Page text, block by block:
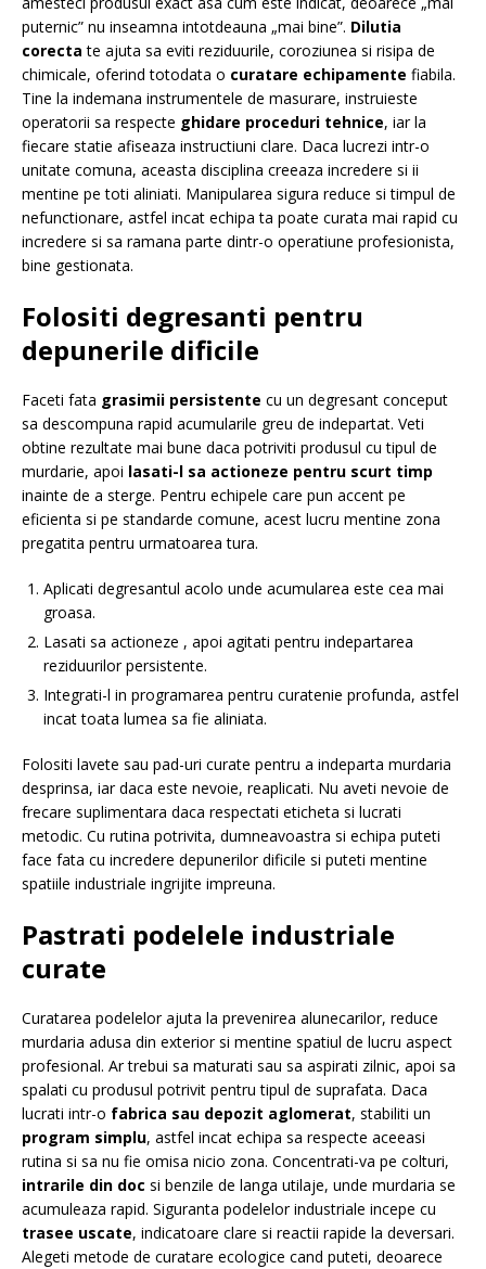
puternic” nu inseamna intotdeauna „mai bine”. Dilutia
corecta te ajuta sa eviti reziduurile, coroziunea si risipa de
chimicale, oferind totodata o curatare echipamente fiabila.
Tine la indemana instrumentele de masurare, instruieste
operatorii sa respecte ghidare proceduri tehnice, iar la
fiecare statie afiseaza instructiuni clare. Daca lucrezi intr-o
unitate comuna, aceasta disciplina creeaza incredere si ii
mentine pe toti aliniati. Manipularea sigura reduce si timpul de
nefunctionare, astfel incat echipa ta poate curata mai rapid cu
incredere si sa ramana parte dintr-o operatiune profesionista,
bine gestionata.
Folositi degresanti pentru
depunerile dificile
Faceti fata grasimii persistente cu un degresant conceput
sa descompuna rapid acumularile greu de indepartat. Veti
obtine rezultate mai bune daca potriviti produsul cu tipul de
murdarie, apoi lasati-l sa actioneze pentru scurt timp
inainte de a sterge. Pentru echipele care pun accent pe
eficienta si pe standarde comune, acest lucru mentine zona
pregatita pentru urmatoarea tura.
Aplicati degresantul acolo unde acumularea este cea mai
groasa.
Lasati sa actioneze , apoi agitati pentru indepartarea
reziduurilor persistente.
Integrati-l in programarea pentru curatenie profunda, astfel
incat toata lumea sa fie aliniata.
Folositi lavete sau pad-uri curate pentru a indeparta murdaria
desprinsa, iar daca este nevoie, reaplicati. Nu aveti nevoie de
frecare suplimentara daca respectati eticheta si lucrati
metodic. Cu rutina potrivita, dumneavoastra si echipa puteti
face fata cu incredere depunerilor dificile si puteti mentine
spatiile industriale ingrijite impreuna.
Pastrati podelele industriale
curate
Curatarea podelelor ajuta la prevenirea alunecarilor, reduce
murdaria adusa din exterior si mentine spatiul de lucru aspect
profesional. Ar trebui sa maturati sau sa aspirati zilnic, apoi sa
spalati cu produsul potrivit pentru tipul de suprafata. Daca
lucrati intr-o fabrica sau depozit aglomerat, stabiliti un
program simplu, astfel incat echipa sa respecte aceeasi
rutina si sa nu fie omisa nicio zona. Concentrati-va pe colturi,
intrarile din doc si benzile de langa utilaje, unde murdaria se
acumuleaza rapid. Siguranta podelelor industriale incepe cu
trasee uscate, indicatoare clare si reactii rapide la deversari.
Alegeti metode de curatare ecologice cand puteti, deoarece